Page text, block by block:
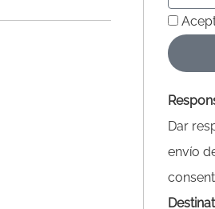
Acepto
la
Política
de
Dar
envío